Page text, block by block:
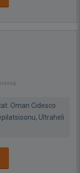
Oman Cidesco
Ultraheli